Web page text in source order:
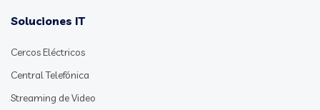
Soluciones IT
Cercos Eléctricos
Central Telefónica
Streaming de Video